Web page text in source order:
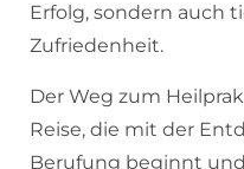
Erfolg, sondern auch
Zufriedenheit.
Der Weg zum
Reise, die mit der
Berufung beginnt